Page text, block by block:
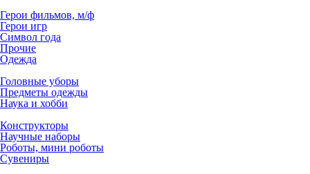
Герои фильмов, м/ф
Герои игр
Символ года
Прочие
Одежда
Головные уборы
Предметы одежды
Наука и хобби
Конструкторы
Научные наборы
Роботы, мини роботы
Сувениры